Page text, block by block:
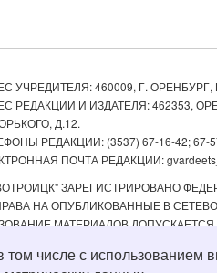
УЧРЕДИТЕЛЯ: 460009, Г.
РЕДАКЦИИ И ИЗДАТЕЛЯ: 462353,
Д.12.
РЕДАКЦИИ: (3537) 67-16-42; 67-
ПОЧТА РЕДАКЦИИ:
ЗАРЕГИСТРИРОВАНО
НА ОПУБЛИКОВАННЫЕ В
МАТЕРИАЛОВ
ДЛЯ ДЕТЕЙ СТАРШЕ 16
том числе с